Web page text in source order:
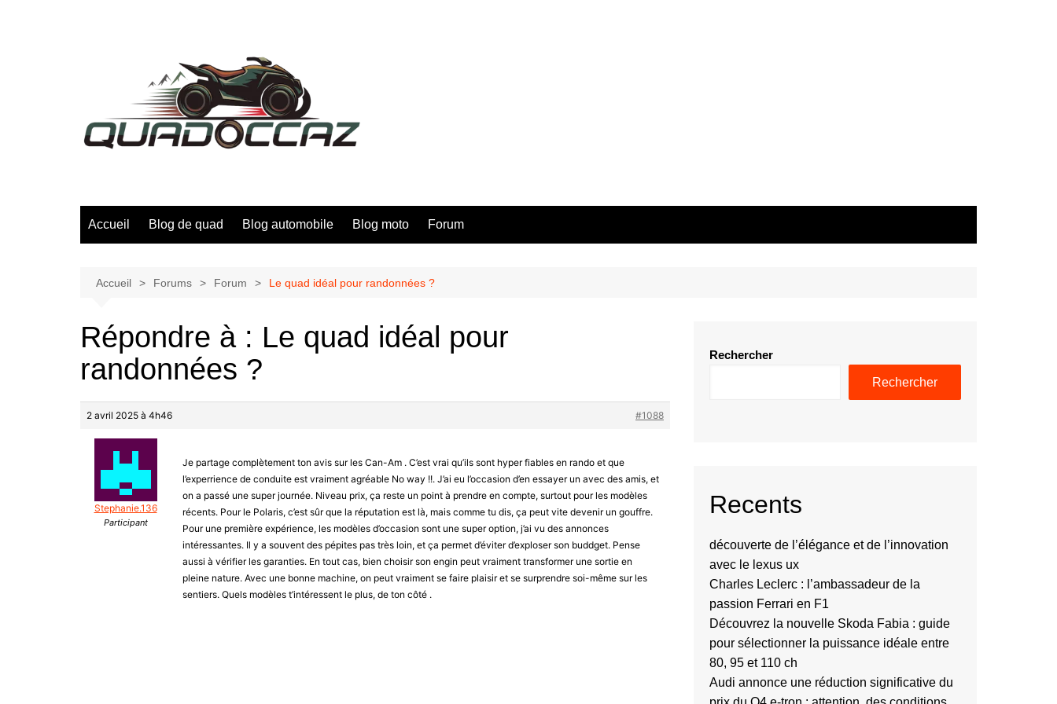
Accueil Blog de quad Blog automobile Blog moto Forum
Accueil Forums Forum Le quad idéal pour randonnées ?
Répondre à : Le quad idéal pour
randonnées ?
2 avril 2025 à 4h46 #1088
Stephanie.136
Participant
Je partage complètement ton avis sur les Can-Am . C’est vrai qu’ils sont hyper fiables en rando et que
l’experrience de conduite est vraiment agréable No way !!. J’ai eu l’occasion d’en essayer un avec des amis, et
on a passé une super journée. Niveau prix, ça reste un point à prendre en compte, surtout pour les modèles
récents. Pour le Polaris, c’est sûr que la réputation est là, mais comme tu dis, ça peut vite devenir un gouffre.
Pour une première expérience, les modèles d’occasion sont une super option, j’ai vu des annonces
intéressantes. Il y a souvent des pépites pas très loin, et ça permet d’éviter d’exploser son buddget. Pense
aussi à vérifier les garanties. En tout cas, bien choisir son engin peut vraiment transformer une sortie en
pleine nature. Avec une bonne machine, on peut vraiment se faire plaisir et se surprendre soi-même sur les
sentiers. Quels modèles t’intéressent le plus, de ton côté .
Rechercher
Rechercher
Recents
découverte de l’élégance et de l’innovation
avec le lexus ux
Charles Leclerc : l’ambassadeur de la
passion Ferrari en F1
Découvrez la nouvelle Skoda Fabia : guide
pour sélectionner la puissance idéale entre
80, 95 et 110 ch
Audi annonce une réduction significative du